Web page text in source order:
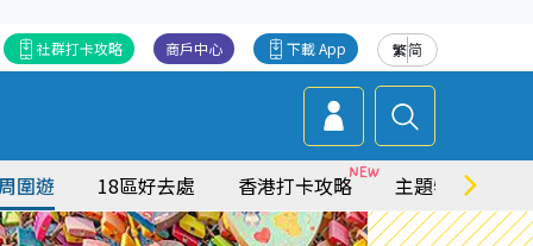
繁简
下載 App
商戶中心
社群打卡攻略
圍遊 18區好去處 香港打卡攻略 主題特集